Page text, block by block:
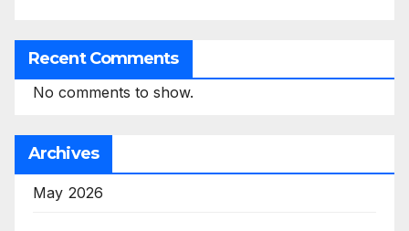
Recent Comments
No comments to show.
Archives
May 2026